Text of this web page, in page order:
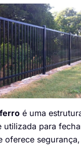
é uma
utilizada para
oferece